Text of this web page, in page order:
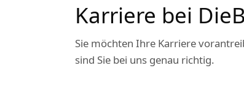
Karriere bei
Sie möchten Ihre Karriere
sind Sie bei uns genau richtig.